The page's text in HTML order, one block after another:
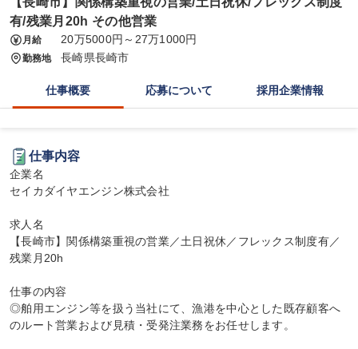
有/残業月20h その他営業
月給 20万5000円～27万1000円
勤務地 長崎県長崎市
仕事概要 応募について 採用企業情報
仕事内容
企業名
セイカダイヤエンジン株式会社
求人名
【長崎市】関係構築重視の営業／土日祝休／フレックス制度有／
残業月20h
仕事の内容
◎舶用エンジン等を扱う当社にて、漁港を中心とした既存顧客へ
のルート営業および見積・受発注業務をお任せします。